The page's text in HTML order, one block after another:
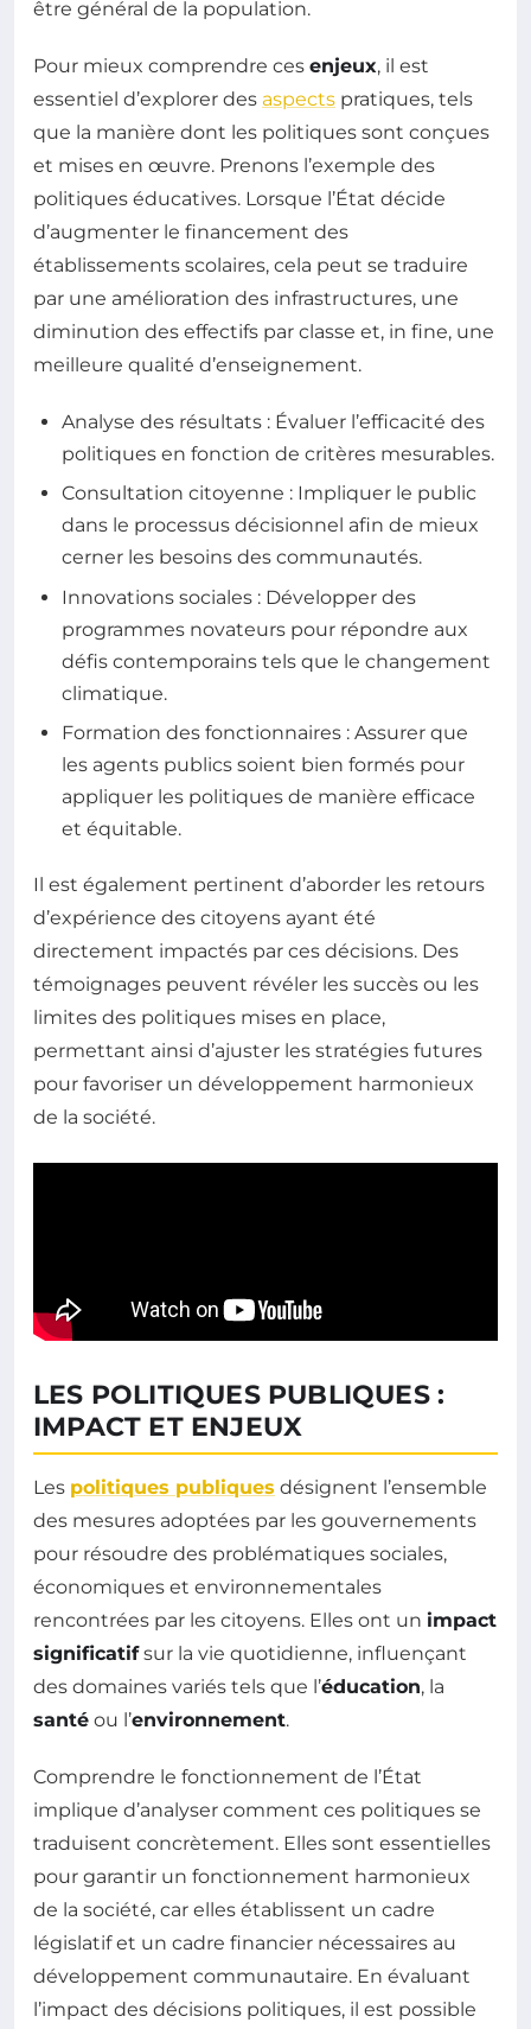
être général de la population.
Pour mieux comprendre ces enjeux, il est
essentiel d’explorer des aspects pratiques, tels
que la manière dont les politiques sont conçues
et mises en œuvre. Prenons l’exemple des
politiques éducatives. Lorsque l’État décide
d’augmenter le financement des
établissements scolaires, cela peut se traduire
par une amélioration des infrastructures, une
diminution des effectifs par classe et, in fine, une
meilleure qualité d’enseignement.
Analyse des résultats : Évaluer l’efficacité des
politiques en fonction de critères mesurables.
Consultation citoyenne : Impliquer le public
dans le processus décisionnel afin de mieux
cerner les besoins des communautés.
Innovations sociales : Développer des
programmes novateurs pour répondre aux
défis contemporains tels que le changement
climatique.
Formation des fonctionnaires : Assurer que
les agents publics soient bien formés pour
appliquer les politiques de manière efficace
et équitable.
Il est également pertinent d’aborder les retours
d’expérience des citoyens ayant été
directement impactés par ces décisions. Des
témoignages peuvent révéler les succès ou les
limites des politiques mises en place,
permettant ainsi d’ajuster les stratégies futures
pour favoriser un développement harmonieux
de la société.
LES POLITIQUES PUBLIQUES :
IMPACT ET ENJEUX
Les politiques publiques désignent l’ensemble
des mesures adoptées par les gouvernements
pour résoudre des problématiques sociales,
économiques et environnementales
rencontrées par les citoyens. Elles ont un impact
significatifsur la vie quotidienne, influençant
des domaines variés tels que l’éducation, la
santé ou l’environnement.
Comprendre le fonctionnement de l’État
implique d’analyser comment ces politiques se
traduisent concrètement. Elles sont essentielles
pour garantir un fonctionnement harmonieux
de la société, car elles établissent un cadre
législatif et un cadre financier nécessaires au
développement communautaire. En évaluant
l’impact des décisions politiques, il est possible